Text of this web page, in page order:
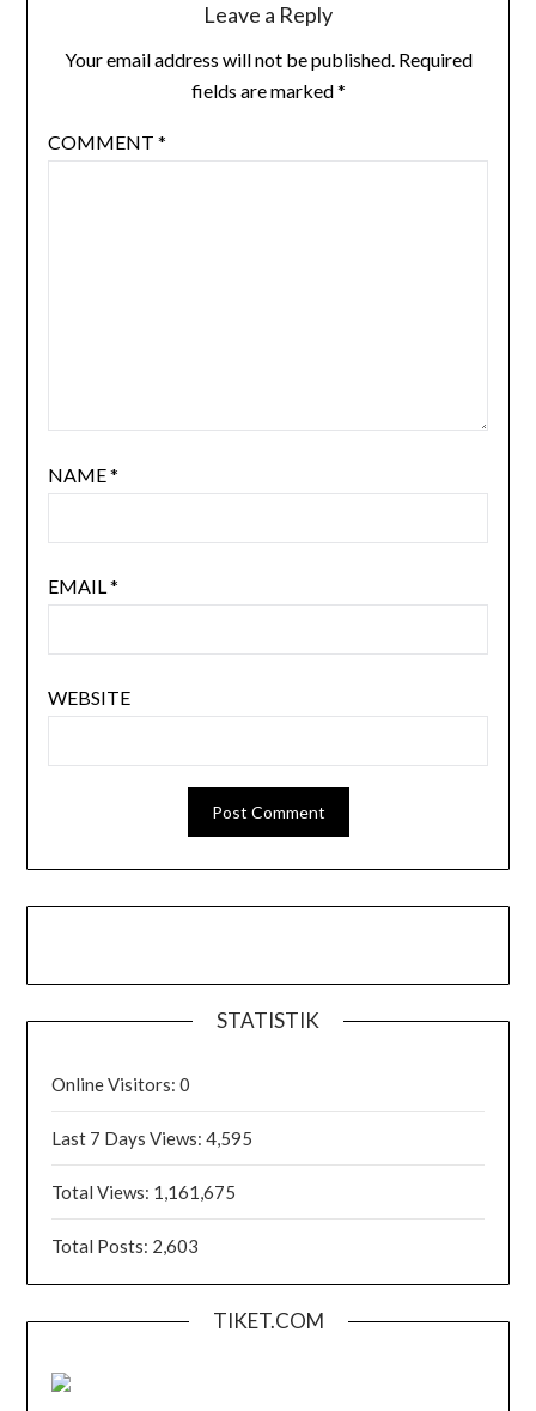
Leave a Reply
Your email address will not be published. Required
fields are marked*
COMMENT *
NAME*
EMAIL*
WEBSITE
STATISTIK
Online Visitors:0
Last 7 Days Views:4,595
Total Views: 1,161,675
Total Posts: 2,603
TIKET.COM